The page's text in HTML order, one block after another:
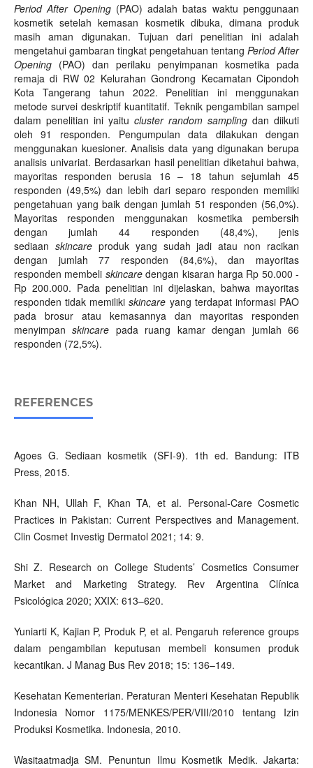
Period After Opening (PAO) adalah batas waktu penggunaan
kosmetik setelah kemasan kosmetik dibuka, dimana produk
masih aman digunakan. Tujuan dari penelitian ini adalah
mengetahui gambaran tingkat pengetahuan tentangPeriod After
Opening(PAO) dan perilaku penyimpanan kosmetika pada
remaja di RW 02 Kelurahan Gondrong Kecamatan Cipondoh
Kota Tangerang tahun 2022. Penelitian ini menggunakan
metode survei deskriptif kuantitatif. Teknik pengambilan sampel
dalam penelitian ini yaitu cluster random samplingdan diikuti
oleh 91 responden. Pengumpulan data dilakukan dengan
menggunakan kuesioner. Analisis data yang digunakan berupa
analisis univariat. Berdasarkan hasil penelitian diketahui bahwa,
mayoritas responden berusia 16 – 18 tahun sejumlah 45
responden (49,5%) dan lebih dari separo responden memiliki
pengetahuan yang baik dengan jumlah 51 responden (56,0%).
Mayoritas responden menggunakan kosmetika pembersih
dengan jumlah 44 responden (48,4%), jenis
sediaan skincare produk yang sudah jadi atau non racikan
dengan jumlah 77 responden (84,6%), dan mayoritas
responden membeli skincaredengan kisaran harga Rp 50.000 -
Rp 200.000. Pada penelitian ini dijelaskan, bahwa mayoritas
responden tidak memilikiskincare yang terdapat informasi PAO
pada brosur atau kemasannya dan mayoritas responden
menyimpan skincare pada ruang kamar dengan jumlah 66
responden (72,5%).
REFERENCES
Agoes G. Sediaan kosmetik (SFI-9). 1th ed. Bandung: ITB
Press, 2015.
Khan NH, Ullah F, Khan TA, et al. Personal-Care Cosmetic
Practices in Pakistan: Current Perspectives and Management.
Clin Cosmet Investig Dermatol 2021; 14: 9.
Shi Z. Research on College Students’ Cosmetics Consumer
Market and Marketing Strategy. Rev Argentina Clínica
Psicológica 2020; XXIX: 613–620.
Yuniarti K, Kajian P, Produk P, et al. Pengaruh reference groups
dalam pengambilan keputusan membeli konsumen produk
kecantikan. J Manag Bus Rev 2018; 15: 136–149.
Kesehatan Kementerian. Peraturan Menteri Kesehatan Republik
Indonesia Nomor 1175/MENKES/PER/VIII/2010 tentang Izin
Produksi Kosmetika. Indonesia, 2010.
Wasitaatmadja SM. Penuntun Ilmu Kosmetik Medik. Jakarta: